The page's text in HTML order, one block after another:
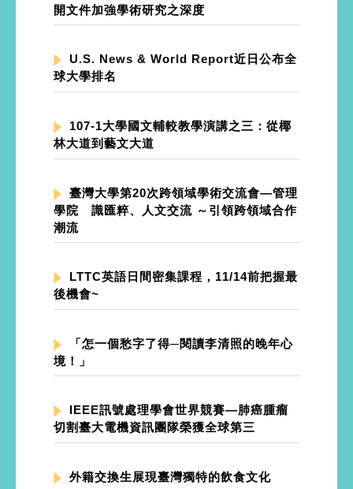
開文件加強學術研究之深度
U.S. News & World Report近日公布全
球大學排名
107-1大學國文輔較教學演講之三：從椰
林大道到藝文大道
臺灣大學第20次跨領域學術交流會—管理
學院 識匯粹、人文交流 ～引領跨領域合作
潮流
LTTC英語日間密集課程，11/14前把握最
後機會~
「怎一個愁字了得─閱讀李清照的晚年心
境！」
IEEE訊號處理學會世界競賽—肺癌腫瘤
切割臺大電機資訊團隊榮獲全球第三
外籍交換生展現臺灣獨特的飲食文化